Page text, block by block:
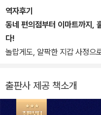
음식과 전통주에 대한 견문을
증을 취득하고 공부하며 술이
리는 데도 노력하고 있다.
h, life seems more
롱하고 아름답게 무르익기를
역자후기
동네 편의점부터 이마트까지,
다!
놀랍게도, 얄팍한 지갑 사정으
해야만 하는 일이야!”라며 세상
고’의 위스키가 아니라 나누며
한다. 101가지 위스키 리스트
출판사 제공 책소개